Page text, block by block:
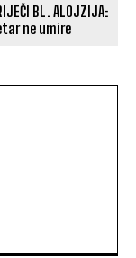
BL. ALOJZIJA:
ne umire